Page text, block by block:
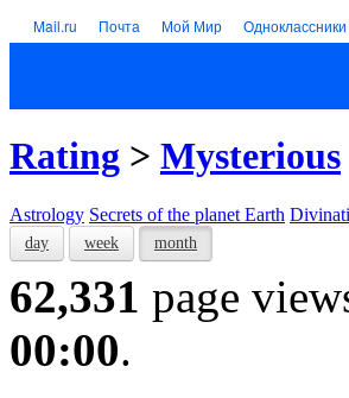
Mail.ru Почта Мой Мир Одноклассники
Rating > Mysterious
Astrology Secrets of the planet Earth
day week month
62,331 page
00:00.